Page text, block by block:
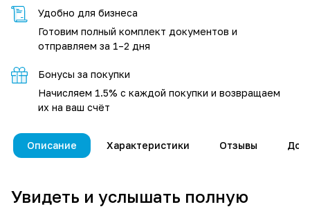
Удобно для бизнеса
Готовим полный комплект документов и
отправляем за 1–2 дня
Бонусы за покупки
Начисляем 1.5% с каждой покупки и возвращаем
их на ваш счёт
Описание Характеристики Отзывы
Увидеть и услышать полную